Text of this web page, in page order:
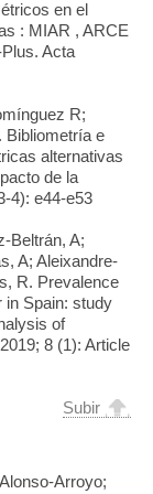
en el
: MIAR , ARCE
Acta
R;
Bibliometría e
alternativas
de la
4): e44-e53
Beltrán, A;
A; Aleixandre-
R. Prevalence
in Spain: study
of
8 (1): Article
Subir
Arroyo;